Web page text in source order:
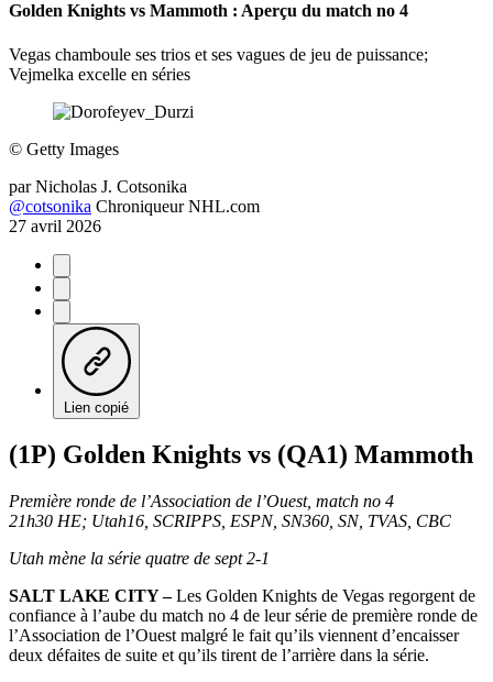
Golden Knights vs Mammoth : Aperçu du match no 4
Vegas chamboule ses trios et ses vagues de jeu de puissance;
Vejmelka excelle en séries
© Getty Images
par Nicholas J. Cotsonika
@cotsonika Chroniqueur NHL.com
27 avril 2026
Lien copié
(1P) Golden Knights vs (QA1) Mammoth
Première ronde de l’Association de l’Ouest, match no 4
21h30 HE; Utah16, SCRIPPS, ESPN, SN360, SN, TVAS, CBC
Utah mène la série quatre de sept 2-1
SALT LAKE CITY –Les Golden Knights de Vegas regorgent de
confiance à l’aube du match no 4 de leur série de première ronde de
l’Association de l’Ouest malgré le fait qu’ils viennent d’encaisser
deux défaites de suite et qu’ils tirent de l’arrière dans la série.